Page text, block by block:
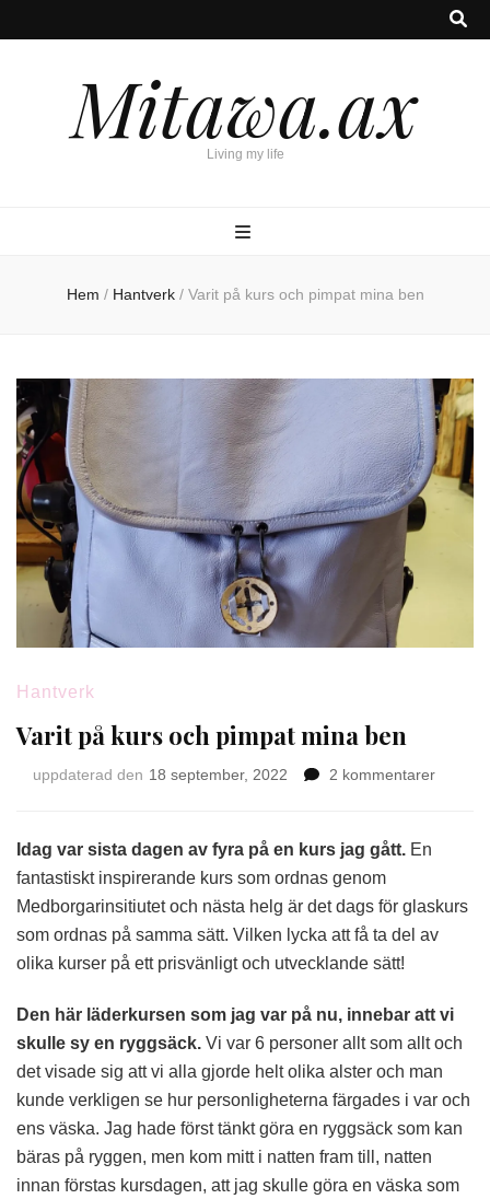
Mitawa.ax
Living my life
Hem / Hantverk / Varit på kurs och pimpat mina ben
Hantverk
Varit på kurs och pimpat mina ben
uppdaterad den 18 september, 2022 2 kommentarertill
mina
ben
Idag var sista dagen av fyra på en kurs jag gått. En
fantastiskt inspirerande kurs som ordnas genom
Medborgarinsitiutet och nästa helg är det dags för glaskurs
som ordnas på samma sätt. Vilken lycka att få ta del av
olika kurser på ett prisvänligt och utvecklande sätt!
Den här läderkursen som jag var på nu, innebar att vi
skulle sy en ryggsäck. Vi var 6 personer allt som allt och
det visade sig att vi alla gjorde helt olika alster och man
kunde verkligen se hur personligheterna färgades i var och
ens väska. Jag hade först tänkt göra en ryggsäck som kan
bäras på ryggen, men kom mitt i natten fram till, natten
innan förstas kursdagen, att jag skulle göra en väska som